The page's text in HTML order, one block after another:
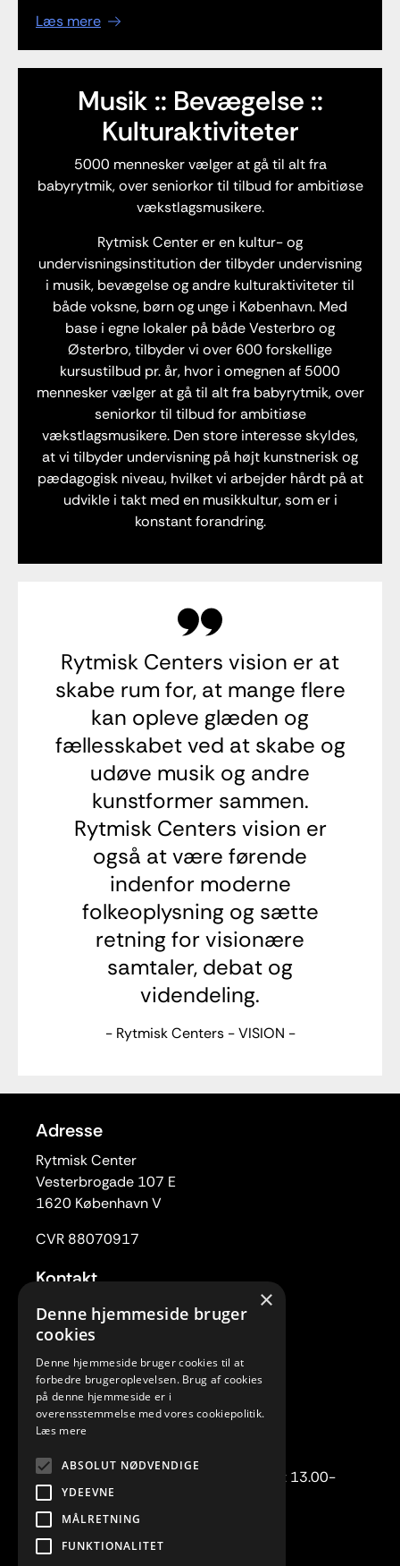
Læs mere
Musik :: Bevægelse ::
Kulturaktiviteter
5000 mennesker vælger at gå til alt fra
babyrytmik, over seniorkor til tilbud for ambitiøse
vækstlagsmusikere.
Rytmisk Center er en kultur- og
undervisningsinstitution der tilbyder undervisning
i musik, bevægelse og andre kulturaktiviteter til
både voksne, børn og unge i København. Med
base i egne lokaler på både Vesterbro og
Østerbro, tilbyder vi over 600 forskellige
kursustilbud pr. år, hvor i omegnen af 5000
mennesker vælger at gå til alt fra babyrytmik, over
seniorkor til tilbud for ambitiøse
vækstlagsmusikere. Den store interesse skyldes,
at vi tilbyder undervisning på højt kunstnerisk og
pædagogisk niveau, hvilket vi arbejder hårdt på at
udvikle i takt med en musikkultur, som er i
konstant forandring.
Rytmisk Centers vision er at
skabe rum for, at mange flere
kan opleve glæden og
fællesskabet ved at skabe og
udøve musik og andre
kunstformer sammen.
Rytmisk Centers vision er
også at være førende
indenfor moderne
folkeoplysning og sætte
retning for visionære
samtaler, debat og
videndeling.
- Rytmisk Centers - VISION -
Adresse
Rytmisk Center
Vesterbrogade 107 E
1620 København V
CVR 88070917
Kontakt
Tlf. 33 22 59 84
Mail:rc@rytmiskcenter.dk
Kontorets åbningstider
Mandag-torsdag kl. 10.00-15.00
Fredag lukket
Telefonisk henvendelse:
Mandag-torsdag kl. 10.00-12.00 samt 13.00-
15.00.
×
Denne hjemmeside bruger
cookies
Denne hjemmeside bruger cookies til at
forbedre brugeroplevelsen. Brug af cookies
på denne hjemmeside er i
overensstemmelse med vores cookiepolitik.
Læs mere
ABSOLUT NØDVENDIGE
YDEEVNE
MÅLRETNING
FUNKTIONALITET